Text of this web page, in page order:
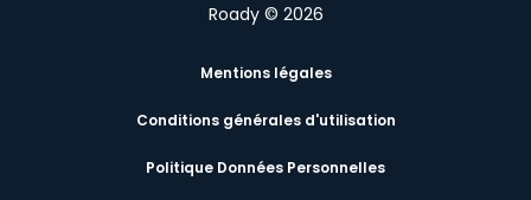
Roady © 2026
Mentions légales
Conditions générales d'utilisation
Politique Données Personnelles